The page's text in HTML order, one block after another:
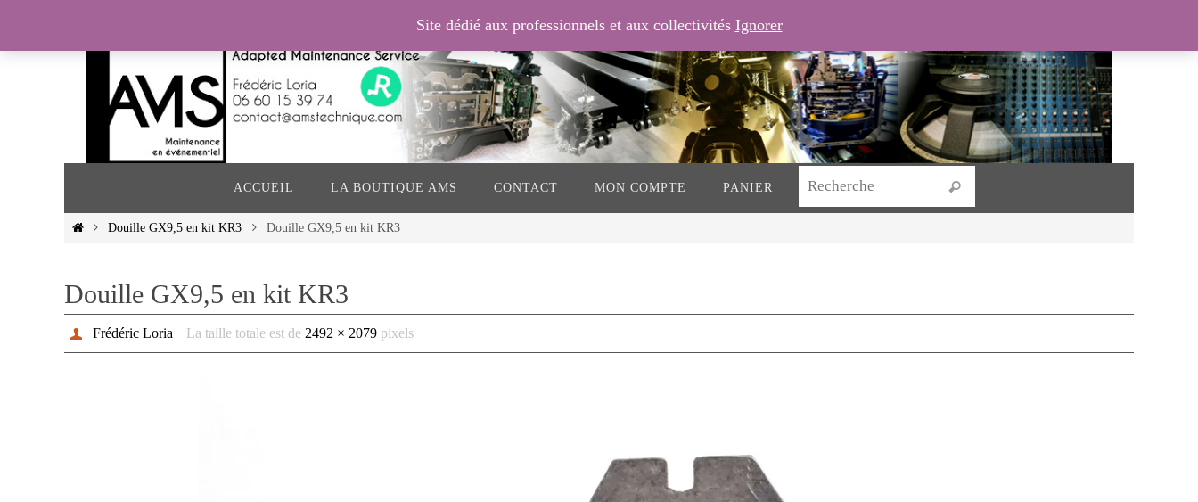
contenu
ACCUEIL LA BOUTIQUE AMS CONTACT MON COMPTE PANIER Recherche
HomeDouille GX9,5 en kit KR3 Douille GX9,5 en kit KR3
Douille GX9,5 en kit KR3
Frédéric Loria La taille totale est de 2492 × 2079pixels
Site dédié aux professionnels et aux collectivités Ignorer